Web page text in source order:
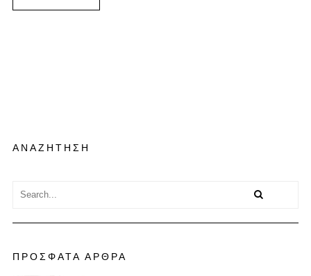
ΑΝΑΖΗΤΗΣΗ
ΠΡΟΣΦΑΤΑ ΑΡΘΡΑ